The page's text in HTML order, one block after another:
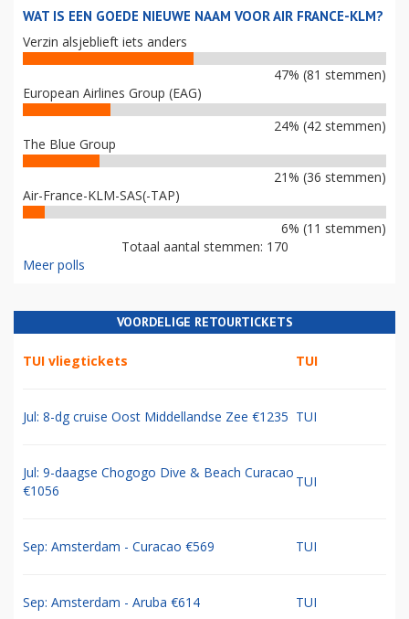
WAT IS EEN GOEDE NIEUWE NAAM VOOR AIR FRANCE-KLM?
Verzin alsjeblieft iets anders
47% (81 stemmen)
European Airlines Group (EAG)
24% (42 stemmen)
The Blue Group
21% (36 stemmen)
Air-France-KLM-SAS(-TAP)
6% (11 stemmen)
Totaal aantal stemmen: 170
Meer polls
VOORDELIGE RETOURTICKETS
TUI vliegtickets TUI
Jul: 8-dg cruise Oost Middellandse Zee €1235 TUI
Jul: 9-daagse Chogogo Dive & Beach Curacao
€1056
TUI
Sep: Amsterdam - Curacao €569 TUI
Sep: Amsterdam - Aruba €614 TUI